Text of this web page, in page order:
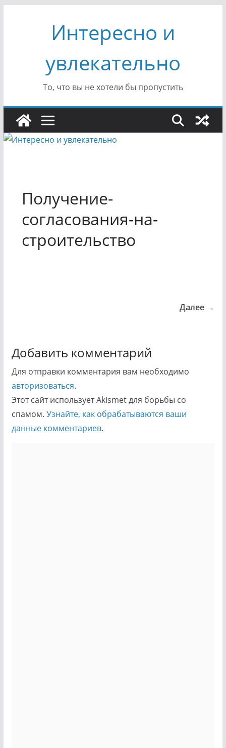
содержимомуИнтересно и
увлекательно
То, что вы не хотели бы пропустить
Получение-
согласования-на-
строительство
Далее →
Добавить комментарий
Для отправки комментария вам необходимо
авторизоваться.
Этот сайт использует Akismet для борьбы со
спамом. Узнайте, как обрабатываются ваши
данные комментариев.